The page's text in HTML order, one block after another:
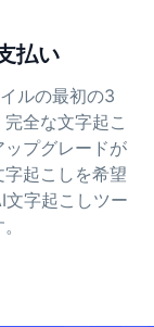
払い
ルの最初の3
全な文字起こ
ップグレードが
起こしを希望
文字起こしツー